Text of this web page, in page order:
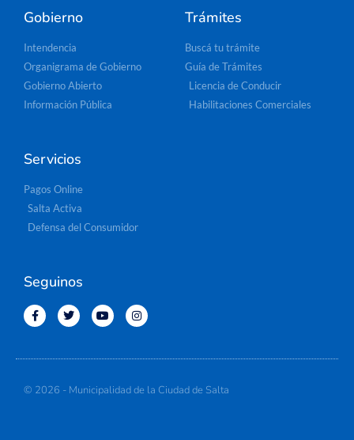
Gobierno
Intendencia
Organigrama de Gobierno
Gobierno Abierto
Información Pública
Trámites
Buscá tu trámite
Guía de Trámites
Licencia de Conducir
Habilitaciones Comerciales
Servicios
Pagos Online
Salta Activa
Defensa del Consumidor
Seguinos
© 2026 - Municipalidad de la Ciudad de Salta